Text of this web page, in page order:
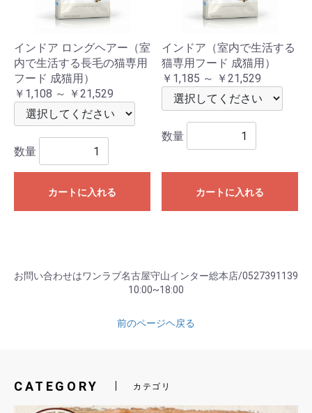
インドア ロングヘアー（室
内で生活する長毛の猫専用
フード 成猫用）
￥1,108 ～ ￥21,529
数量
カートに入れる
インドア（室内で生活する
猫専用フード 成猫用）
￥1,185 ～ ￥21,529
数量
カートに入れる
お問い合わせはワンラブ名古屋守山インター総本店/0527391139
10:00~18:00
前のページヘ戻る
CATEGORY カテゴリ